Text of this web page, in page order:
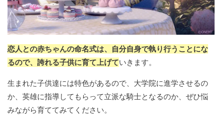
恋人との赤ちゃんの命名式は、自分自身で執り行うことにな
るので、誇れる子供に育て上げていきます。
生まれた子供達には特色があるので、大学院に進学させるの
か、英雄に指導してもらって立派な騎士となるのか、ぜひ悩
みながら育ててみてください。